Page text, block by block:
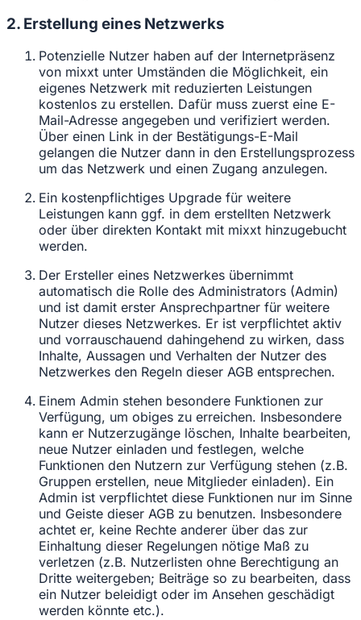
2. Erstellung eines Netzwerks
Potenzielle Nutzer haben auf der Internetpräsenz
von mixxt unter Umständen die Möglichkeit, ein
eigenes Netzwerk mit reduzierten Leistungen
kostenlos zu erstellen. Dafür muss zuerst eine E-
Mail-Adresse angegeben und verifiziert werden.
Über einen Link in der Bestätigungs-E-Mail
gelangen die Nutzer dann in den Erstellungsprozess
um das Netzwerk und einen Zugang anzulegen.
Ein kostenpflichtiges Upgrade für weitere
Leistungen kann ggf. in dem erstellten Netzwerk
oder über direkten Kontakt mit mixxt hinzugebucht
werden.
Der Ersteller eines Netzwerkes übernimmt
automatisch die Rolle des Administrators (Admin)
und ist damit erster Ansprechpartner für weitere
Nutzer dieses Netzwerkes. Er ist verpflichtet aktiv
und vorrauschauend dahingehend zu wirken, dass
Inhalte, Aussagen und Verhalten der Nutzer des
Netzwerkes den Regeln dieser AGB entsprechen.
Einem Admin stehen besondere Funktionen zur
Verfügung, um obiges zu erreichen. Insbesondere
kann er Nutzerzugänge löschen, Inhalte bearbeiten,
neue Nutzer einladen und festlegen, welche
Funktionen den Nutzern zur Verfügung stehen (z.B.
Gruppen erstellen, neue Mitglieder einladen). Ein
Admin ist verpflichtet diese Funktionen nur im Sinne
und Geiste dieser AGB zu benutzen. Insbesondere
achtet er, keine Rechte anderer über das zur
Einhaltung dieser Regelungen nötige Maß zu
verletzen (z.B. Nutzerlisten ohne Berechtigung an
Dritte weitergeben; Beiträge so zu bearbeiten, dass
ein Nutzer beleidigt oder im Ansehen geschädigt
werden könnte etc.).